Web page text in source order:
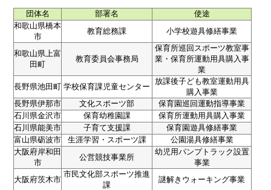
団体名 部署名
使途
和歌山県橋本
市
教育総務課 小学校遊具修繕事業
和歌山県上富
田町
教育委員会事務局
保育所巡回スポーツ教室事
業・保育所運動用具購入事
業
長野県池田町 学校保育課児童センター
放課後子ども教室運動用具
購入事業
長野県伊那市
文化スポーツ部
保育園巡回運動指導事業
石川県金沢市
保育幼稚園課
保育所運動用具購入事業
石川県能美市
子育て支援課
保育園遊具修繕事業
富山県砺波市
生涯学習・スポーツ課
公園湯具修繕事業
大阪府岸和田
市
公営競技事業所
幼児用パンプトラック設置
事業
大阪府茨木市
市民文化部スポーツ推進
課
謎解きウォーキング事業